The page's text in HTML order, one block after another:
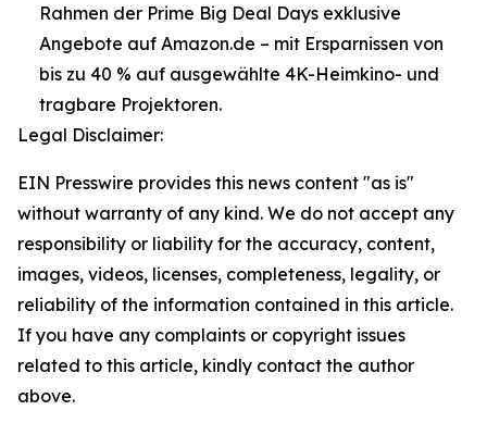
Rahmen der Prime Big Deal Days exklusive
Angebote auf Amazon.de – mit Ersparnissen von
bis zu 40 % auf ausgewählte 4K-Heimkino- und
tragbare Projektoren.
Legal Disclaimer:
EIN Presswire provides this news content "as is"
without warranty of any kind. We do not accept any
responsibility or liability for the accuracy, content,
images, videos, licenses, completeness, legality, or
reliability of the information contained in this article.
If you have any complaints or copyright issues
related to this article, kindly contact the author
above.